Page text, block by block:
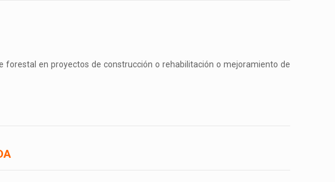
en proyectos de construcción o rehabilitación o mejoramiento de